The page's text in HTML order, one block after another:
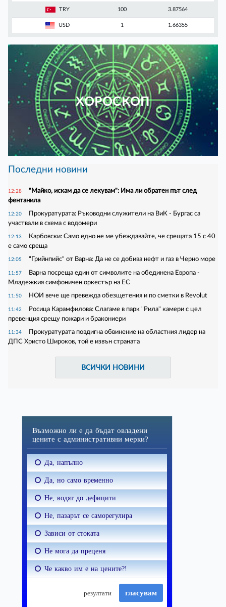
TRY 100 3.87564
USD 1 1.66355
ХОРОСКОП
Последни новини
12:28
"Майко, искам да се лекувам": Има ли обратен път след
фентанила
12:20
Прокуратурата: Ръководни служители на ВиК - Бургас са
участвали в схема с водомери
12:13
Карбовски: Само едно не ме убеждавайте, че срещата 15 с 40
е само среща
12:05 "Грийнпийс" от Варна: Да не се добива нефт и газ в Черно море
11:57
Варна посреща един от символите на обединена Европа -
Младежкия симфоничен оркестър на ЕС
11:50 НОИ вече ще превежда обезщетения и по сметки в Revolut
11:42
Росица Карамфилова: Слагаме в парк "Рила" камери с цел
превенция срещу пожари и бракониери
11:34
Прокуратурата повдигна обвинение на областния лидер на
ДПС Христо Широков, той е извън страната
ВСИЧКИ НОВИНИ